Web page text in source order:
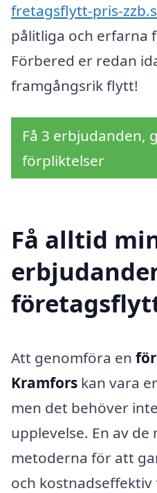
fretagsflytt-pris-
pålitliga och erfarna
Förbered er redan
framgångsrik flytt!
Få 3 erbjudanden,
förpliktelser
Få alltid
Att genomföra en
Kramfors kan vara
men det behöver
upplevelse. En av de
metoderna för att
och